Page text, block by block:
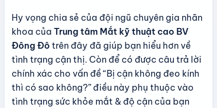
Hy vọng chia sẻ của đội ngũ chuyên gia nhãn
khoa của Trung tâm Mắt kỹ thuật cao BV
Đông Đô trên đây đã giúp bạn hiểu hơn về
tình trạng cận thị. Còn để có được câu trả lời
chính xác cho vấn đề “Bị cận không đeo kính
thì có sao không?” điều này phụ thuộc vào
tình trạng sức khỏe mắt & độ cận của bạn